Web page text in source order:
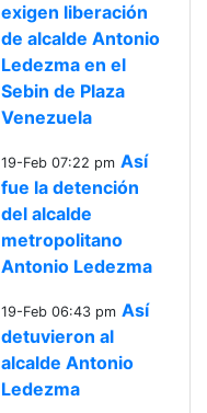
exigen liberación
de alcalde Antonio
Ledezma en el
Sebin de Plaza
Venezuela
19-Feb 07:22 pm Así
fue la detención
del alcalde
metropolitano
Antonio Ledezma
19-Feb 06:43 pm Así
detuvieron al
alcalde Antonio
Ledezma